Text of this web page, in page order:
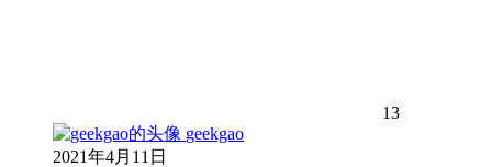
13
geekgao
2021年4月11日